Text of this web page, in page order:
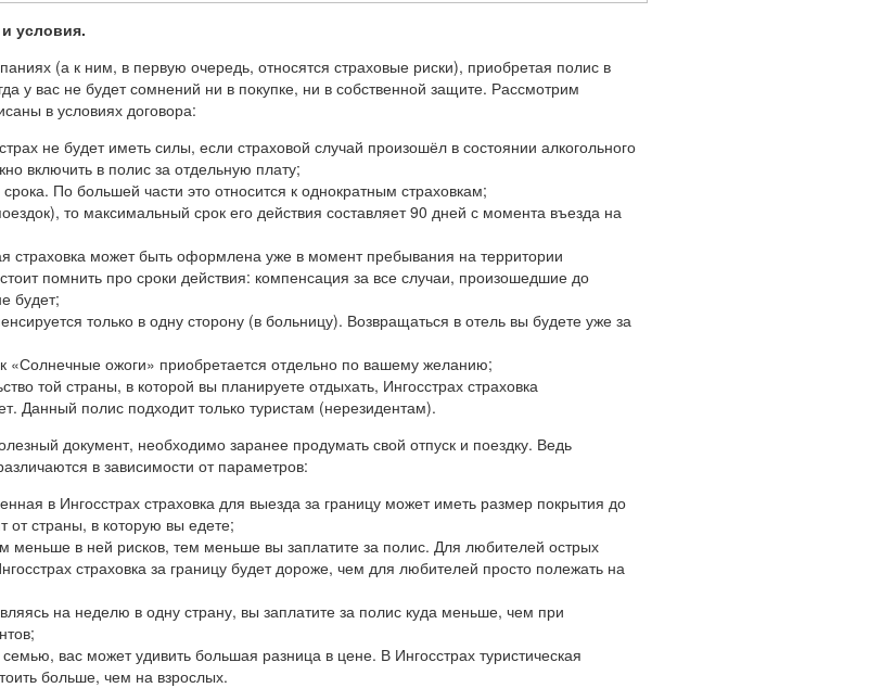
условия.
(а к ним, в первую очередь, относятся страховые риски), приобретая полис в
у вас не будет сомнений ни в покупке, ни в собственной защите. Рассмотрим
в условиях договора:
не будет иметь силы, если страховой случай произошёл в состоянии алкогольного
включить в полис за отдельную плату;
По большей части это относится к однократным страховкам;
то максимальный срок его действия составляет 90 дней с момента въезда на
страховка может быть оформлена уже в момент пребывания на территории
помнить про сроки действия: компенсация за все случаи, произошедшие до
будет;
только в одну сторону (в больницу). Возвращаться в отель вы будете уже за
«Солнечные ожоги» приобретается отдельно по вашему желанию;
той страны, в которой вы планируете отдыхать, Ингосстрах страховка
Данный полис подходит только туристам (нерезидентам).
документ, необходимо заранее продумать свой отпуск и поездку. Ведь
в зависимости от параметров:
в Ингосстрах страховка для выезда за границу может иметь размер покрытия до
от страны, в которую вы едете;
меньше в ней рисков, тем меньше вы заплатите за полис. Для любителей острых
страховка за границу будет дороже, чем для любителей просто полежать на
на неделю в одну страну, вы заплатите за полис куда меньше, чем при
вас может удивить большая разница в цене. В Ингосстрах туристическая
больше, чем на взрослых.